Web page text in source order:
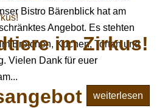
im Zirkus!
Bistro Bärenblick hat am
Angebot. Es stehten
Brötchen, Kuchen, Torten und
Vielen Dank für euer
weiterlesen